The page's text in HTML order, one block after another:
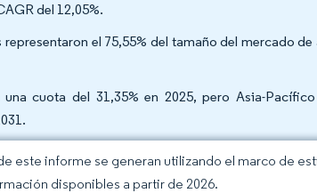
del 12,05%.
el 75,55% del tamaño del mercado
cuota del 31,35% en 2025, pero Asia-
este informe se generan utilizando el marco de
disponibles a partir de 2026.